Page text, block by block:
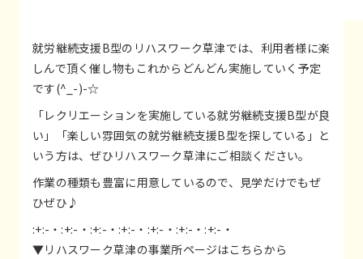
就労継続支援B型のリハスワーク草津では、利用者様に楽
しんで頂く催し物もこれからどんどん実施していく予定
です(^_-)-☆
「レクリエーションを実施している就労継続支援B型が良
い」「楽しい雰囲気の就労継続支援B型を探している」と
いう方は、ぜひリハスワーク草津にご相談ください。
作業の種類も豊富に用意しているので、見学だけでもぜ
ひぜひ♪
:+:-・:+:-・:+:-・:+:-・:+:-・:+:-・:+:-・
▼リハスワーク草津の事業所ページはこちらから